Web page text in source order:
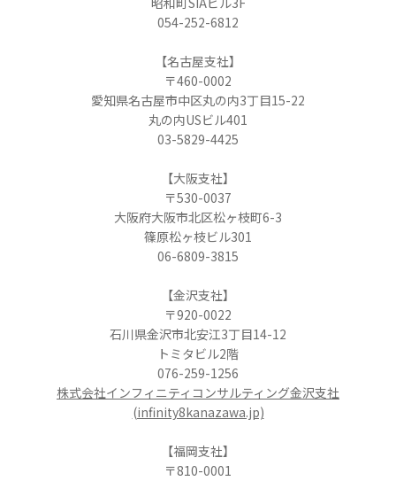
054-252-6812
【名古屋支社】
〒460-0002
愛知県名古屋市中区丸の内3丁目15-22
丸の内USビル401
03-5829-4425
【大阪支社】
〒530-0037
大阪府大阪市北区松ヶ枝町6-3
篠原松ヶ枝ビル301
06-6809-3815
【金沢支社】
〒920-0022
石川県金沢市北安江3丁目14-12
トミタビル2階
076-259-1256
株式会社インフィニティコンサルティング金沢支社
(infinity8kanazawa.jp)
【福岡支社】
〒810-0001